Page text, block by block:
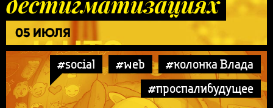
05 ИЮЛЯ
#social #web
#колонка Влада
#проспалибудущее